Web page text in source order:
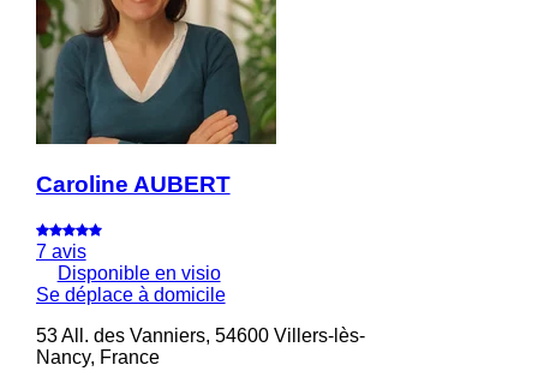
Caroline AUBERT
7 avis
Disponible en visio
Se déplace à domicile
53 All. des Vanniers, 54600 Villers-lès-
Nancy, France